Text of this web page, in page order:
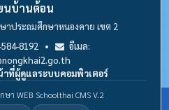
นบ้านต้อน
าประถมศึกษาหนองคาย เขต 2
8192 •
อีเมล:
าที่ผู้ดูแลระบบคอมพิวเตอร์
า WEB Schoolthai CMS V.2